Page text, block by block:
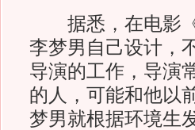
据悉，在电影《
李梦男自己设计，
导演的工作，导演
的人，可能和他以
梦男就根据环境生